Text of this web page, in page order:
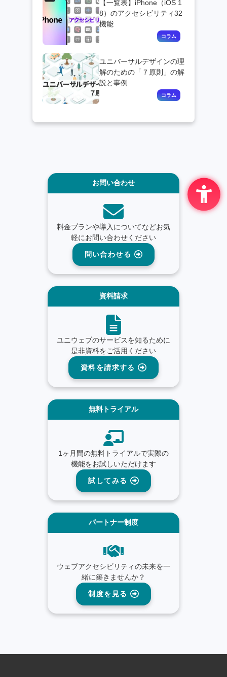
【一覧表】iPhone（iOS 1
8）のアクセシビリティ32
機能
ユニバーサルデザインの理
解のための「７原則」の解
説と事例
お問い合わせ
料金プランや導入についてなどお気
軽にお問い合わせください
問い合わせる
資料請求
ユニウェブのサービスを知るために
是非資料をご活用ください
資料を請求する
無料トライアル
1ヶ月間の無料トライアルで実際の
機能をお試しいただけます
試してみる
パートナー制度
ウェブアクセシビリティの未来を一
緒に築きませんか？
制度を見る